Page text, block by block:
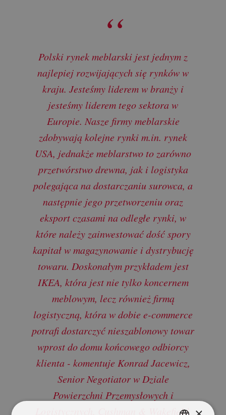
Polski rynek meblarski jest jednym z
najlepiej rozwijających się rynków w
kraju. Jesteśmy liderem w branży i
jesteśmy liderem tego sektora w
Europie. Nasze firmy meblarskie
zdobywają kolejne rynki m.in. rynek
USA, jednakże meblarstwo to zarówno
przetwórstwo drewna, jak i logistyka
polegająca na dostarczaniu surowca, a
następnie jego przetworzeniu oraz
eksport czasami na odległe rynki, w
które należy zainwestować dość spory
kapitał w magazynowanie i dystrybucję
towaru. Doskonałym przykładem jest
IKEA, która jest nie tylko koncernem
meblowym, lecz również firmą
logistyczną, która w dobie e-commerce
potrafi dostarczyć nieszablonowy towar
wprost do domu końcowego odbiorcy
klienta - komentuje Konrad Jacewicz,
Senior Negotiator w Dziale
Powierzchni Przemysłowych i
Logistycznych, Cushman & Wakefield.